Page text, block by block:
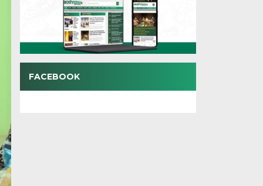
FACEBOOK